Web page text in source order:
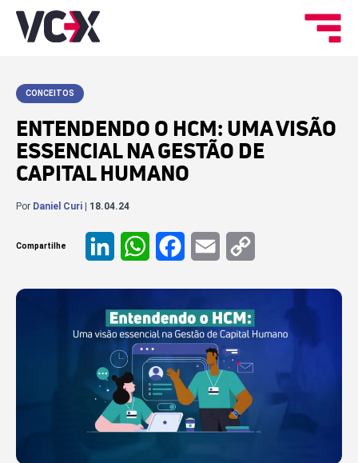
CONCEITOS
ENTENDENDO O HCM: UMA VISÃO
ESSENCIAL NA GESTÃO DE
CAPITAL HUMANO
Por Daniel Curi | 18.04.24
Compartilhe